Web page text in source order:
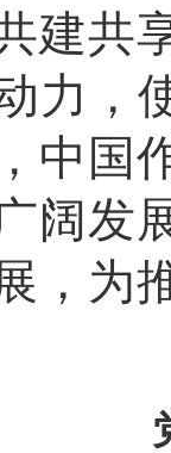
建共
力，
中国
阔发
，为